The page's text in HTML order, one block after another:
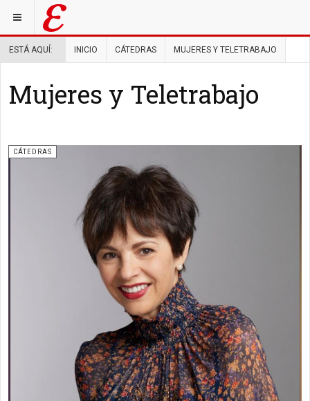
ESTÁ AQUÍ: INICIO CÁTEDRAS MUJERES Y TELETRABAJO
Mujeres y Teletrabajo
CÁTEDRAS